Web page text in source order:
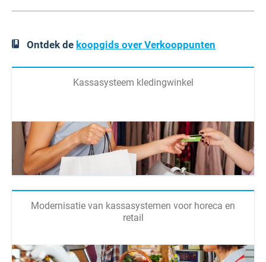
Ontdek de koopgids over Verkooppunten
Kassasysteem kledingwinkel
Modernisatie van kassasystemen voor horeca en
retail